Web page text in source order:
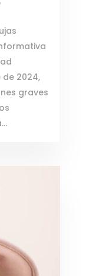
2024,
graves